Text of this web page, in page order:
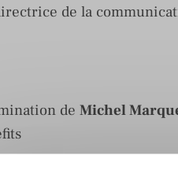
de la
de Michel
DG de